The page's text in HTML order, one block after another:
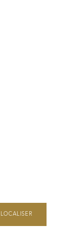
LOCALISER